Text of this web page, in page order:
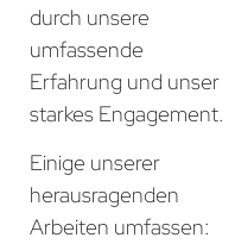
durch unsere
umfassende
Erfahrung und unser
starkes Engagement.
Einige unserer
herausragenden
Arbeiten umfassen: